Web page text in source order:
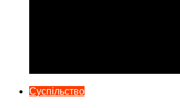
Суспільство